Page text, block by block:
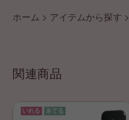
ホーム > アイテムから探す >
関連商品